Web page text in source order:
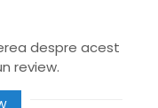
despre acest
review.